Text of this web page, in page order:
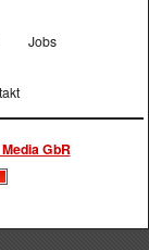
Jobs
GbR